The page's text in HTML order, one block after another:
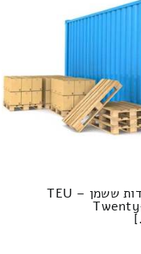
נפח של מכולה נמדד ביחידות ששמן TEU –